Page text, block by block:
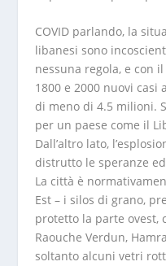
COVID parlando, la
libanesi sono
nessuna regola, e con
1800 e 2000 nuovi
di meno di 4.5 milioni.
per un paese come il
Dall’altro lato,
distrutto le speranze
La città è
Est – i silos di grano,
protetto la parte ovest,
Raouche Verdun,
soltanto alcuni vetri